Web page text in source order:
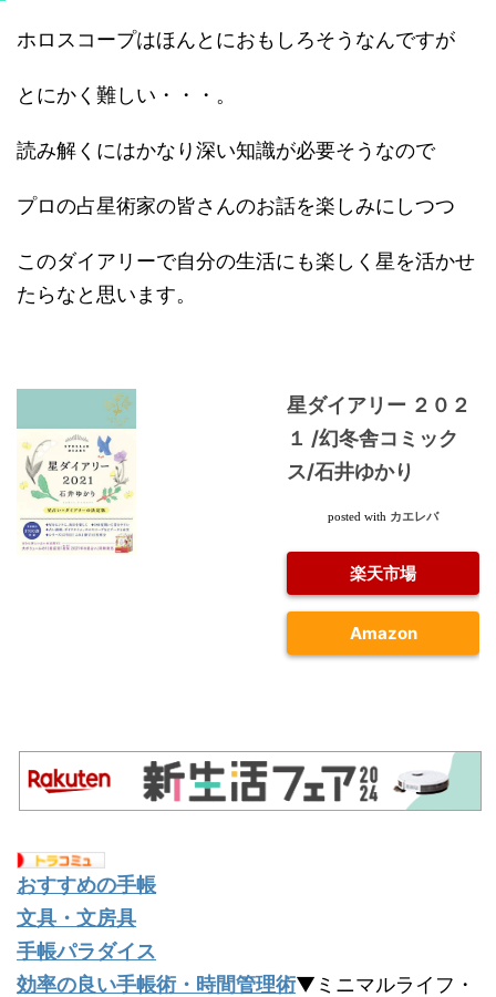
ホロスコープはほんとにおもしろそうなんですが
とにかく難しい・・・。
読み解くにはかなり深い知識が必要そうなので
プロの占星術家の皆さんのお話を楽しみにしつつ
このダイアリーで自分の生活にも楽しく星を活かせ
たらなと思います。
星ダイアリー ２０２
１ /幻冬舎コミック
ス/石井ゆかり
posted with カエレバ
楽天市場
Amazon
おすすめの手帳
文具・文房具
手帳パラダイス
効率の良い手帳術・時間管理術▼ミニマルライフ・